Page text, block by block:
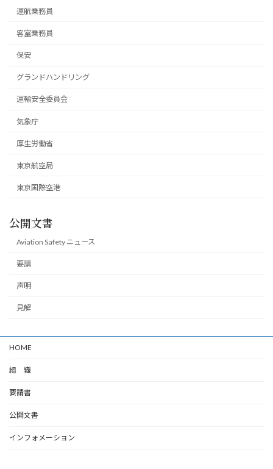
運航乗務員
客室乗務員
保安
グランドハンドリング
運輸安全委員会
気象庁
厚生労働省
東京航空局
東京国際空港
公開文書
Aviation Safety ニュース
要請
声明
見解
HOME
組 織
要請書
公開文書
インフォメーション